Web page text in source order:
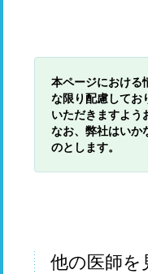
本ページにおける
な限り配慮してお
いただきますよう
なお、弊社はいか
のとします。
他の医師を